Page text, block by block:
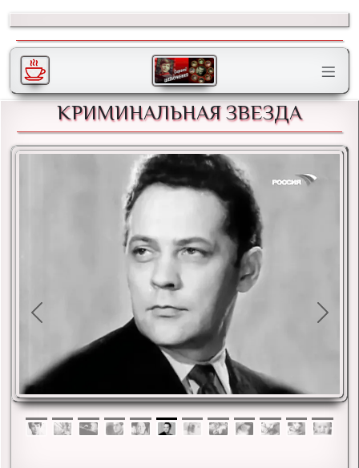
КРИМИНАЛЬНАЯ ЗВЕЗДА
Previous Next